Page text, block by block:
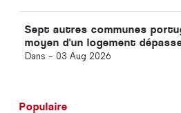
Sept autres communes
moyen d'un logement
Dans - 03 Aug 2026
Populaire